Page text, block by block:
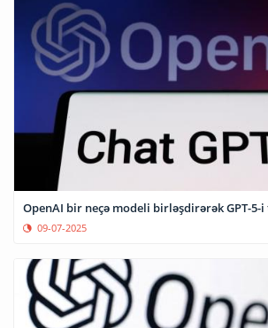
OpenAI bir neçə modeli birləşdirərək GPT-5-
09-07-2025